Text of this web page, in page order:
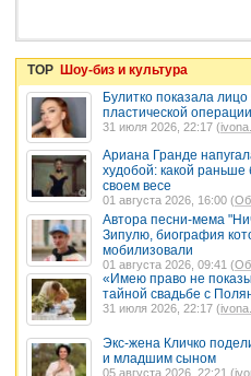
TOP Шоу-биз и культура
Булитко показала
пластической операции
31 июля 2026, 22:17 (
Ариана Гранде
худобой: какой раньше
своем весе
01 августа 2026, 16:00 (
Автора песни-мема
Зипулю, биография
мобилизовали
01 августа 2026, 09:41 (
«Имею право не
тайной свадьбе с
31 июля 2026, 22:17 (
Экс-жена Кличко
и младшим сыном
05 августа 2026, 22:21 (